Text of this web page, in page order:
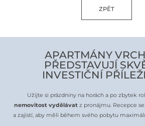
ZPĚT
APARTMÁNY
PŘEDSTAVUJÍ
INVESTIČNÍ
Užijte si prázdniny na horách a po zbytek
nemovitost vydělávat z pronájmu. Recepce
a zajistí, aby měli během svého pobytu